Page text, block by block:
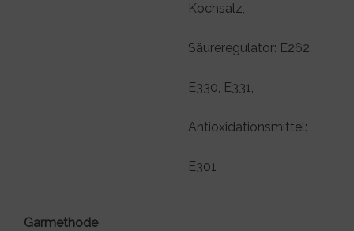
Kochsalz,
Säureregulator: E262,
E330, E331,
Antioxidationsmittel:
E301
Garmethode